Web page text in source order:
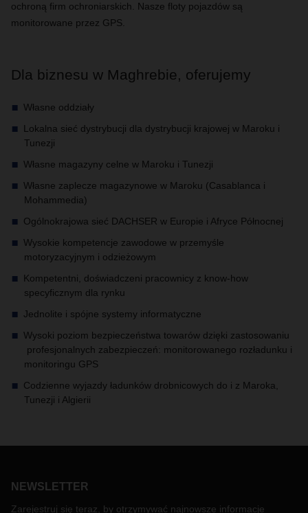
ochroną firm ochroniarskich. Nasze floty pojazdów są
monitorowane przez GPS.
Dla biznesu w Maghrebie, oferujemy
Własne oddziały
Lokalna sieć dystrybucji dla dystrybucji krajowej w Maroku i
Tunezji
Własne magazyny celne w Maroku i Tunezji
Własne zaplecze magazynowe w Maroku (Casablanca i
Mohammedia)
Ogólnokrajowa sieć DACHSER w Europie i Afryce Północnej
Wysokie kompetencje zawodowe w przemyśle
motoryzacyjnym i odzieżowym
Kompetentni, doświadczeni pracownicy z know-how
specyficznym dla rynku
Jednolite i spójne systemy informatyczne
Wysoki poziom bezpieczeństwa towarów dzięki zastosowaniu
profesjonalnych zabezpieczeń: monitorowanego rozładunku i
monitoringu GPS
Codzienne wyjazdy ładunków drobnicowych do i z Maroka,
Tunezji i Algierii
NEWSLETTER
Zarejestruj się teraz, by otrzymywać najnowsze informacje